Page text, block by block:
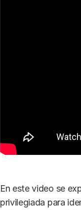
En este video se
privilegiada para